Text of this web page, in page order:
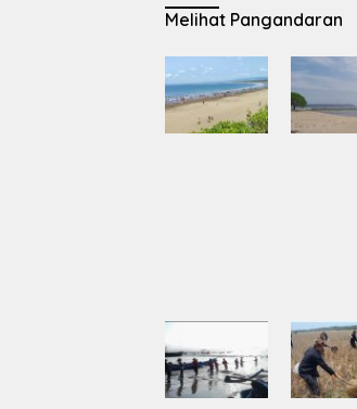
Melihat Pangandaran